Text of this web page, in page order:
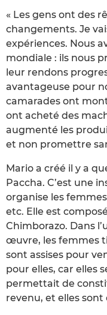
« Les gens ont des
changements. Je
expériences. Nous
mondiale : ils nous
leur rendons
avantageuse pour
camarades ont
ont acheté des
augmenté les
et non promettre
Mario a créé il y a
Paccha. C’est une
organise les
etc. Elle est
Chimborazo. Dans
œuvre, les femmes
sont assises pour
pour elles, car elles
permettait de
revenu, et elles sont